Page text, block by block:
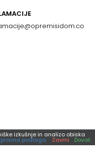
opremisidom.co
izkušnje in analizo obiska
podlaga. Zavrni Dovoli.